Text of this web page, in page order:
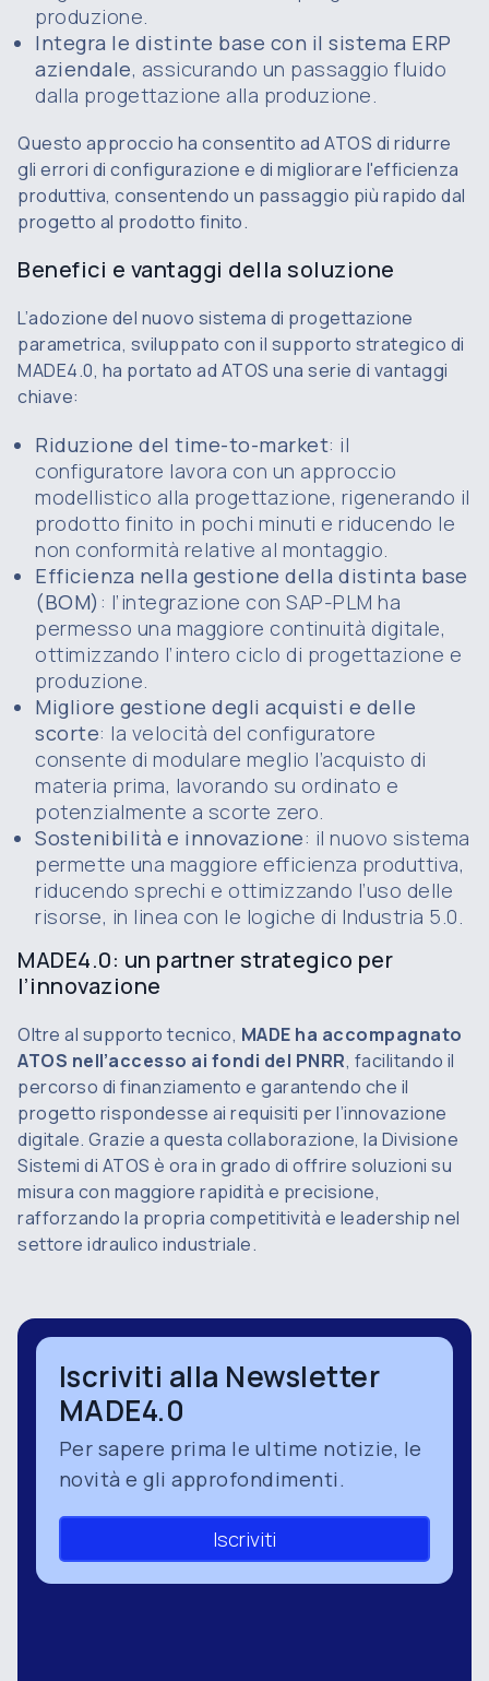
produzione.
Integra le distinte base con il sistema ERP
aziendale, assicurando un passaggio fluido
dalla progettazione alla produzione.
Questo approccio ha consentito ad ATOS di ridurre
gli errori di configurazione e di migliorare l'efficienza
produttiva, consentendo un passaggio più rapido dal
progetto al prodotto finito.
Benefici e vantaggi della soluzione
L’adozione del nuovo sistema di progettazione
parametrica, sviluppato con il supporto strategico di
MADE4.0, ha portato ad ATOS una serie di vantaggi
chiave:
Riduzione del time-to-market: il
configuratore lavora con un approccio
modellistico alla progettazione, rigenerando il
prodotto finito in pochi minuti e riducendo le
non conformità relative al montaggio.
Efficienza nella gestione della distinta base
(BOM) : l’integrazione con SAP-PLM ha
permesso una maggiore continuità digitale,
ottimizzando l’intero ciclo di progettazione e
produzione.
Migliore gestione degli acquisti e delle
scorte: la velocità del configuratore
consente di modulare meglio l’acquisto di
materia prima, lavorando su ordinato e
potenzialmente a scorte zero.
Sostenibilità e innovazione: il nuovo sistema
permette una maggiore efficienza produttiva,
riducendo sprechi e ottimizzando l’uso delle
risorse, in linea con le logiche di Industria 5.0.
MADE4.0: un partner strategico per
l’innovazione
Oltre al supporto tecnico, MADE ha accompagnato
ATOS nell’accesso ai fondi del PNRR, facilitando il
percorso di finanziamento e garantendo che il
progetto rispondesse ai requisiti per l’innovazione
digitale. Grazie a questa collaborazione, la Divisione
Sistemi di ATOS è ora in grado di offrire soluzioni su
misura con maggiore rapidità e precisione,
rafforzando la propria competitività e leadership nel
settore idraulico industriale.
Iscriviti alla Newsletter
MADE4.0
Per sapere prima le ultime notizie, le
novità e gli approfondimenti.
Iscriviti